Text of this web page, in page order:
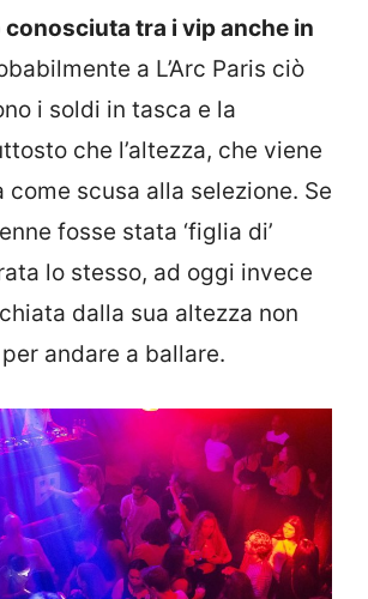
conosciuta tra i vip anche in
a L’Arc Paris ciò
i soldi in tasca e la
che l’altezza, che viene
come scusa alla selezione. Se
fosse stata ‘figlia di’
lo stesso, ad oggi invece
dalla sua altezza non
andare a ballare.